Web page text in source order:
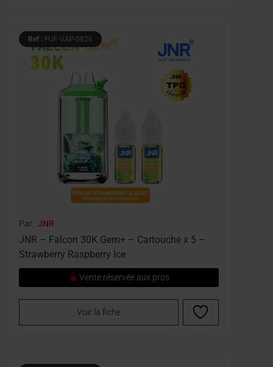
Ref : PUF-VAP-0826
Par : JNR
JNR – Falcon 30K Gem+ – Cartouche x 5 –
Strawberry Raspberry Ice
Vente réservée aux pros
Voir la fiche